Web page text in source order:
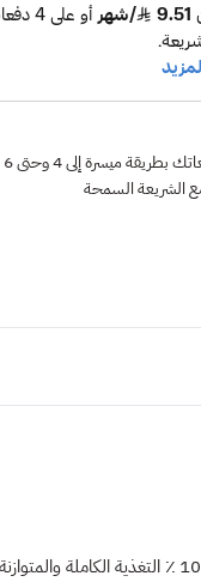
الشريعة السمحة